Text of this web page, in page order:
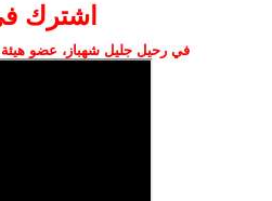
اشترك
في رحيل جليل شهباز، عضو هيئة